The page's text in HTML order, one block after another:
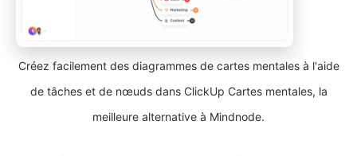
Créez facilement des diagrammes de cartes mentales à l'aide
de tâches et de nœuds dans ClickUp Cartes mentales, la
meilleure alternative à Mindnode.